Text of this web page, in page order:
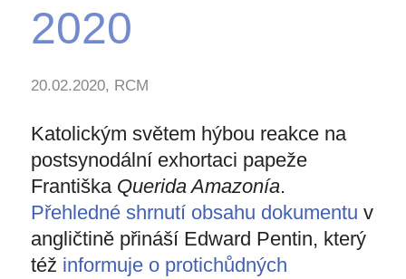
2020
20.02.2020, RCM
Katolickým světem hýbou reakce na
postsynodální exhortaci papeže
Františka Querida Amazonía.
Přehledné shrnutí obsahu dokumentu v
angličtině přináší Edward Pentin, který
též informuje o protichůdných